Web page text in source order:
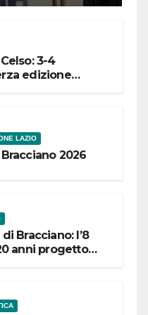
3-4
edizione
LAZIO
2026
Bracciano: l’8
anni progetto